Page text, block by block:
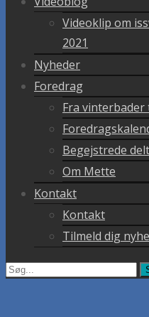
Videoklip om
2021
Nyheder
Foredrag
Fra vinterbader
Begejstrede
Om Mette
Kontakt
Kontakt
Tilmeld dig
Søg